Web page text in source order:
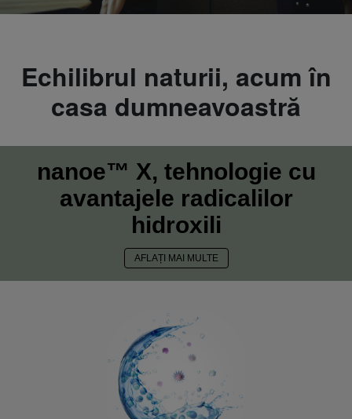
Echilibrul naturii, acum în
casa dumneavoastră
nanoe™ X, tehnologie cu
avantajele radicalilor
hidroxili
AFLAȚI MAI MULTE